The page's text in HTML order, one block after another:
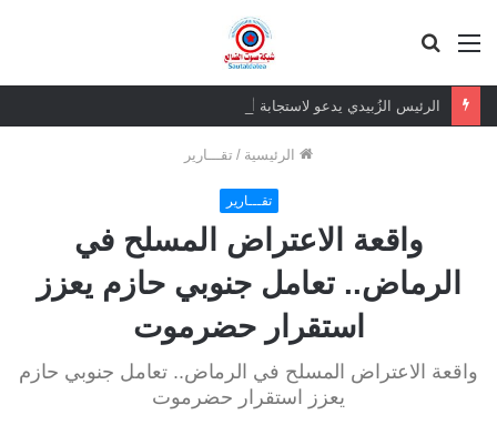
القائمة
الرئيسية / تقـــارير
تقـــارير
واقعة الاعتراض المسلح في
الرماض.. تعامل جنوبي حازم يعزز
استقرار حضرموت
واقعة الاعتراض المسلح في الرماض.. تعامل جنوبي حازم
يعزز استقرار حضرموت